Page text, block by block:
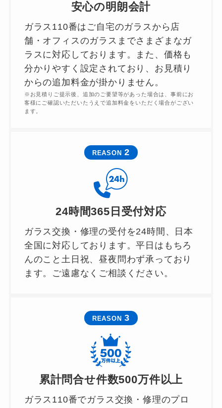
安心の明朗会計
ガラス110番はご自宅のガラスから店
舗・オフィスのガラスまでさまざまなガ
ラスに対応しております。また、価格も
分かりやすく設定されており、お見積り
からの追加料金が掛かりません。
※お見積りご提示後、追加のご要望等があった場合は、事前にお
客様にご確認いただいたうえで追加料金をいただく場合がござい
ます。
REASON 2
24時間365日受付対応
ガラス交換・修理の受付を24時間、日本
全国に対応しております。平日はもちろ
んのこと土日祝、昼夜問わず承っており
ます。ご遠慮なくご相談ください。
REASON 3
累計問合せ件数500万件以上
ガラス110番でガラス交換・修理のプロ
0120-949-628